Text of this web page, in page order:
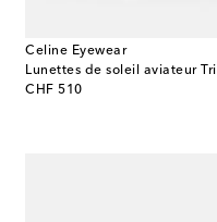
Celine Eyewear
CHF 510
original price